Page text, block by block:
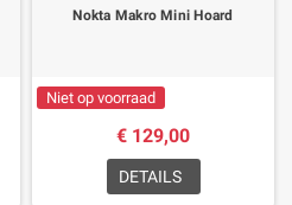
Nokta Makro Mini Hoard
Niet op voorraad
€ 129,00
DETAILS